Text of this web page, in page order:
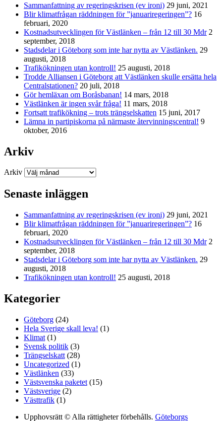
Sammanfattning av regeringskrisen (ev ironi) 29 juni, 2021
Blir klimatfrågan räddningen för ”januariregeringen”? 16
februari, 2020
Kostnadsutvecklingen för Västlänken – från 12 till 30 Mdr 2
september, 2018
Stadsdelar i Göteborg som inte har nytta av Västlänken. 29
augusti, 2018
Trafikökningen utan kontroll! 25 augusti, 2018
Trodde Alliansen i Göteborg att Västlänken skulle ersätta hela
Centralstationen? 20 juli, 2018
Gör hemläxan om Boråsbanan! 14 mars, 2018
Västlänken är ingen svår fråga! 11 mars, 2018
Fortsatt trafikökning – trots trängselskatten 15 juni, 2017
Lämna in partipiskorna på närmaste återvinningscentral! 9
oktober, 2016
Arkiv
Arkiv
Senaste inläggen
Sammanfattning av regeringskrisen (ev ironi) 29 juni, 2021
Blir klimatfrågan räddningen för ”januariregeringen”? 16
februari, 2020
Kostnadsutvecklingen för Västlänken – från 12 till 30 Mdr 2
september, 2018
Stadsdelar i Göteborg som inte har nytta av Västlänken. 29
augusti, 2018
Trafikökningen utan kontroll! 25 augusti, 2018
Kategorier
Göteborg (24)
Hela Sverige skall leva! (1)
Klimat (1)
Svensk politik (3)
Trängselskatt (28)
Uncategorized (1)
Västlänken (33)
Västsvenska paketet (15)
Västsverige (2)
Västtrafik (1)
Upphovsrätt © Alla rättigheter förbehålls. Göteborgs